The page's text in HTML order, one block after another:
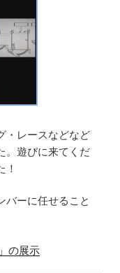
・レースなどなど
。遊びに来てくだ
！
バーに任せること
の展示